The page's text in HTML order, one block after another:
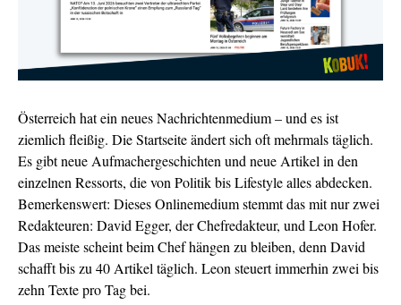
Österreich hat ein neues Nachrichtenmedium – und es ist
ziemlich fleißig. Die Startseite ändert sich oft mehrmals täglich.
Es gibt neue Aufmachergeschichten und neue Artikel in den
einzelnen Ressorts, die von Politik bis Lifestyle alles abdecken.
Bemerkenswert: Dieses Onlinemedium stemmt das mit nur zwei
Redakteuren: David Egger, der Chefredakteur, und Leon Hofer.
Das meiste scheint beim Chef hängen zu bleiben, denn David
schafft bis zu 40 Artikel täglich. Leon steuert immerhin zwei bis
zehn Texte pro Tag bei.